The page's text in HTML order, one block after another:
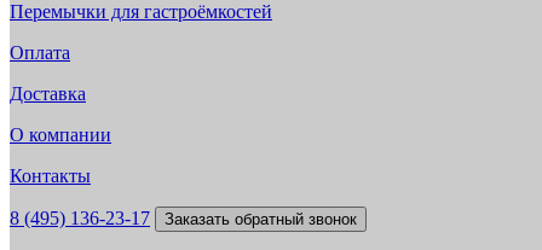
Перемычки для гастроёмкостей
Оплата
Доставка
О компании
Контакты
8 (495) 136-23-17 Заказать обратный звонок